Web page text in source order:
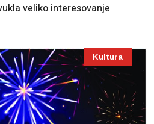
veliko interesovanje
Kultura